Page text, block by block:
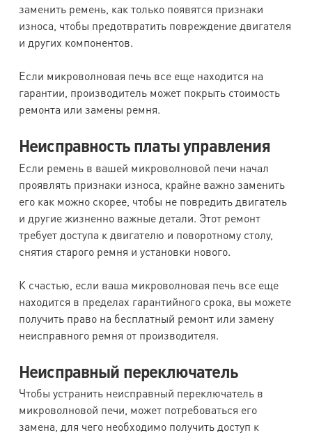
заменить ремень, как только появятся признаки
износа, чтобы предотвратить повреждение двигателя
и других компонентов.
Если микроволновая печь все еще находится на
гарантии, производитель может покрыть стоимость
ремонта или замены ремня.
Неисправность платы управления
Если ремень в вашей микроволновой печи начал
проявлять признаки износа, крайне важно заменить
его как можно скорее, чтобы не повредить двигатель
и другие жизненно важные детали. Этот ремонт
требует доступа к двигателю и поворотному столу,
снятия старого ремня и установки нового.
К счастью, если ваша микроволновая печь все еще
находится в пределах гарантийного срока, вы можете
получить право на бесплатный ремонт или замену
неисправного ремня от производителя.
Неисправный переключатель
Чтобы устранить неисправный переключатель в
микроволновой печи, может потребоваться его
замена, для чего необходимо получить доступ к